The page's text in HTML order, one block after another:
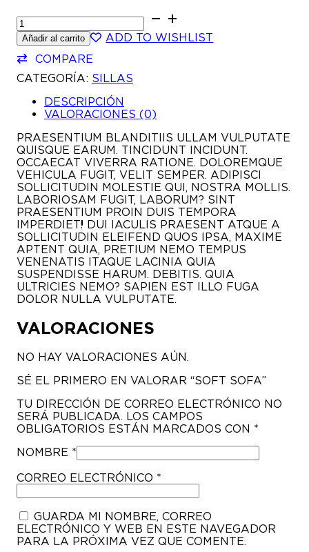
SOFT
SOFA
CANTIDAD
Añadir al carrito
ADD TO WISHLIST
COMPARE
CATEGORÍA: SILLAS
DESCRIPCIÓN
VALORACIONES (0)
PRAESENTIUM BLANDITIIS ULLAM VULPUTATE
QUISQUE EARUM. TINCIDUNT INCIDUNT.
OCCAECAT VIVERRA RATIONE. DOLOREMQUE
VEHICULA FUGIT, VELIT SEMPER. ADIPISCI
SOLLICITUDIN MOLESTIE QUI, NOSTRA MOLLIS.
LABORIOSAM FUGIT, LABORUM? SINT
PRAESENTIUM PROIN DUIS TEMPORA
IMPERDIET! DUI IACULIS PRAESENT ATQUE A
SOLLICITUDIN ELEIFEND QUOS IPSA, MAXIME
APTENT QUIA, PRETIUM NEMO TEMPUS
VENENATIS ITAQUE LACINIA QUIA
SUSPENDISSE HARUM. DEBITIS. QUIA
ULTRICIES NEMO? SAPIEN EST ILLO FUGA
DOLOR NULLA VULPUTATE.
VALORACIONES
NO HAY VALORACIONES AÚN.
SÉ EL PRIMERO EN VALORAR “SOFT SOFA”
TU DIRECCIÓN DE CORREO ELECTRÓNICO NO
SERÁ PUBLICADA. LOS CAMPOS
OBLIGATORIOS ESTÁN MARCADOS CON *
NOMBRE *
CORREO ELECTRÓNICO *
GUARDA MI NOMBRE, CORREO
ELECTRÓNICO Y WEB EN ESTE NAVEGADOR
PARA LA PRÓXIMA VEZ QUE COMENTE.